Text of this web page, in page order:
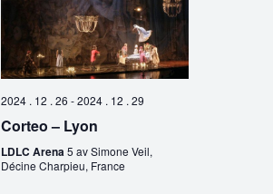
2024 . 12 . 26 -2024 . 12 . 29
Corteo – Lyon
LDLC Arena 5 av Simone Veil,
Décine Charpieu, France